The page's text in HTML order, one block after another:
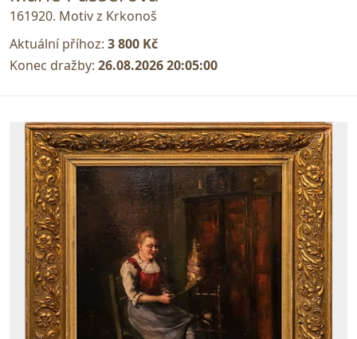
161920. Motiv z Krkonoš
Aktuální příhoz: 3 800 Kč
Konec dražby: 26.08.2026 20:05:00